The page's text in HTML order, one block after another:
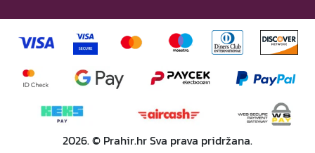
2026. © Prahir.hr Sva prava pridržana.